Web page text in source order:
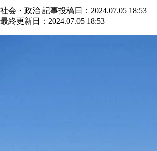
社会・政治 記事投稿日：2024.07.05 18:53
最終更新日：2024.07.05 18:53